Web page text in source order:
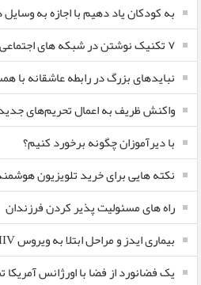
به کودکان یاد دهیم با اجازه به
۷ تکنیک نوشتن در شبکه های اجتماعی
نبایدهای بزرگ در رابطه عاشقانه با
واکنش ظریف به اعمال تحریم‌های
با دیرآموزان چگونه برخورد کنیم؟
نکته هایی برای خرید تلویزیون
راه های مسئولیت پذیر کردن فرزندان
بیماری ایدز و مراحل ابتلا به ویروس HIV چیست؟
یک فضانورد از فضا با اورژانس